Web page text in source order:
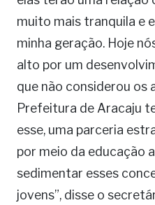
muito mais tranquila e
minha geração. Hoje
alto por um
que não considerou os
Prefeitura de Aracaju
esse, uma parceria
por meio da educação
sedimentar esses
jovens”, disse o